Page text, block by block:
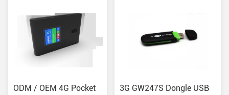
ODM / OEM 4G Pocket
3G GW247S Dongle USB